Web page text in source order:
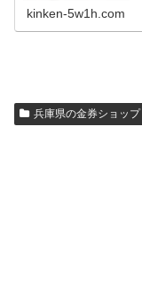
kinken-5w1h.com
兵庫県の金券ショップ